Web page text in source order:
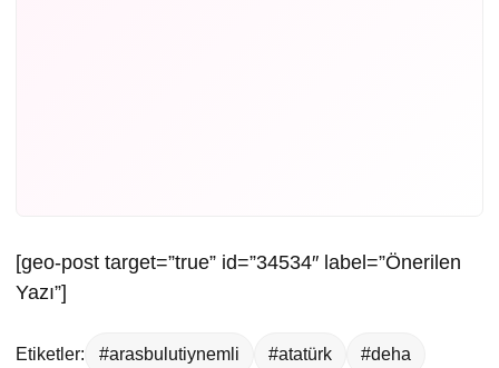
[geo-post target=”true” id=”34534″ label=”Önerilen
Yazı”]
Etiketler: #arasbulutiynemli #atatürk #deha